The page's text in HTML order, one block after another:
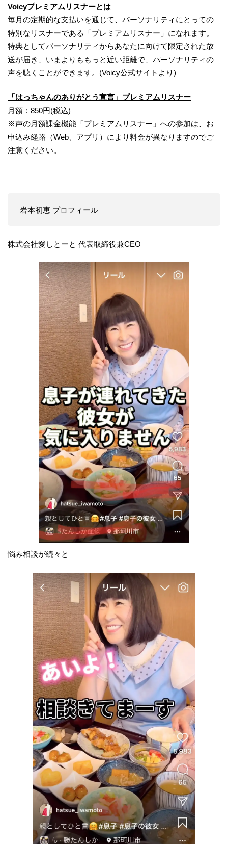
Voicyプレミアムリスナーとは
毎月の定期的な支払いを通じて、パーソナリティにとっての
特別なリスナーである「プレミアムリスナー」になれます。
特典としてパーソナリティからあなたに向けて限定された放
送が届き、いまよりももっと近い距離で、パーソナリティの
声を聴くことができます。(Voicy公式サイトより)
「はっちゃんのありがとう宣言」プレミアムリスナー
月額：850円(税込)
※声の月額課金機能「プレミアムリスナー」への参加は、お
申込み経路（Web、アプリ）により料金が異なりますのでご
注意ください。
岩本初恵 プロフィール
株式会社愛しとーと 代表取締役兼CEO
悩み相談が続々と